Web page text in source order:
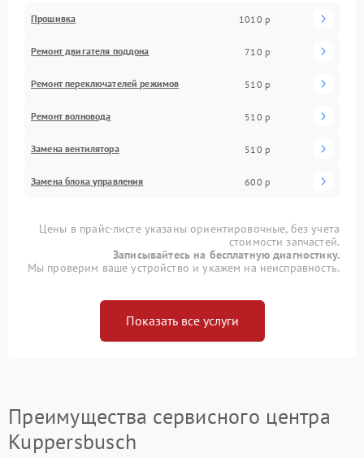
Прошивка 1010 р
Ремонт двигателя поддона 710 р
Ремонт переключателей режимов 510 р
Ремонт волновода 510 р
Замена вентилятора 510 р
Замена блока управления 600 р
Цены в прайс-листе указаны ориентировочные, без учета
стоимости запчастей.
Записывайтесь на бесплатную диагностику.
Мы проверим ваше устройство и укажем на неисправность.
Показать все услуги
Преимущества сервисного центра
Kuppersbusch